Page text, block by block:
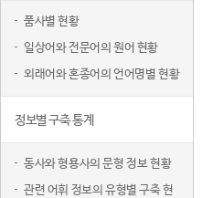
품사별 현황
일상어와 전문어의 원어 현황
외래어와 혼종어의 언어명별 현황
정보별 구축 통계
동사와 형용사의 문형 정보 현황
관련 어휘 정보의 유형별 구축 현